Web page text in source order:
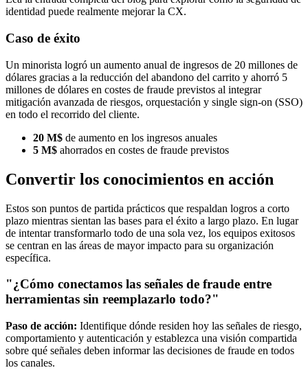
identidad puede realmente mejorar la CX.
Caso de éxito
Un minorista logró un aumento anual de ingresos de 20 millones de
dólares gracias a la reducción del abandono del carrito y ahorró 5
millones de dólares en costes de fraude previstos al integrar
mitigación avanzada de riesgos, orquestación y single sign-on (SSO)
en todo el recorrido del cliente.
20 M$ de aumento en los ingresos anuales
5 M$ ahorrados en costes de fraude previstos
Convertir los conocimientos en acción
Estos son puntos de partida prácticos que respaldan logros a corto
plazo mientras sientan las bases para el éxito a largo plazo. En lugar
de intentar transformarlo todo de una sola vez, los equipos exitosos
se centran en las áreas de mayor impacto para su organización
específica.
"¿Cómo conectamos las señales de fraude entre
herramientas sin reemplazarlo todo?"
Paso de acción: Identifique dónde residen hoy las señales de riesgo,
comportamiento y autenticación y establezca una visión compartida
sobre qué señales deben informar las decisiones de fraude en todos
los canales.